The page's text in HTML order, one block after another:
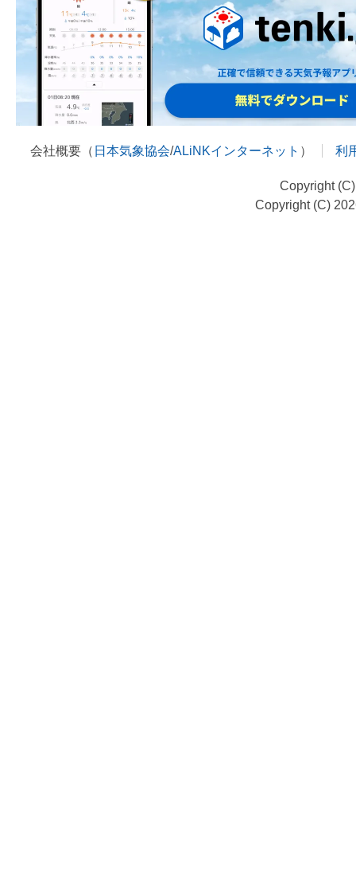
会社概要（ 日本気象協会/ALiNKインターネット ） 利
Copyright
Copyright (C)